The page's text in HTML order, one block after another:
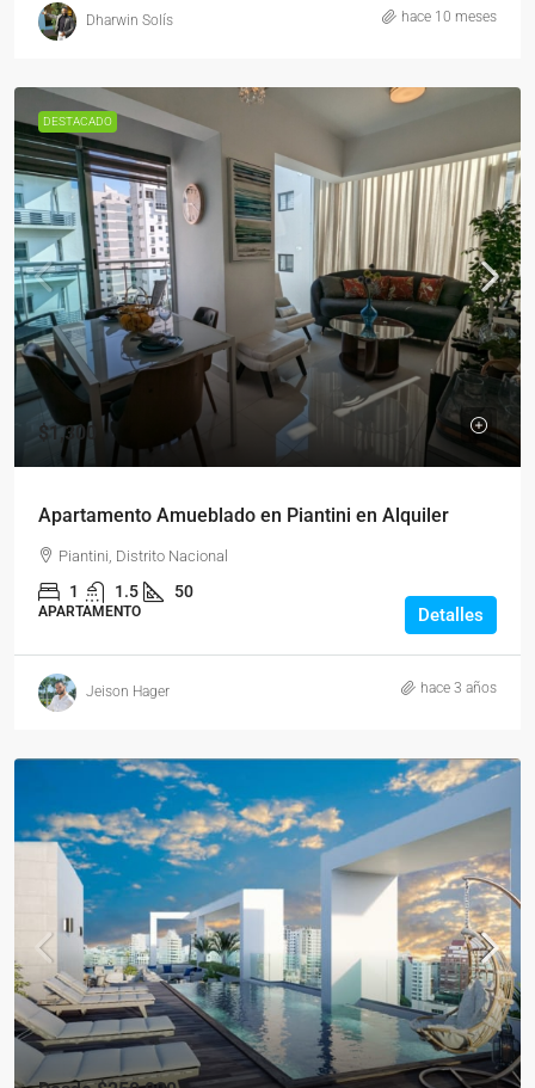
Dharwin Solís hace 10 meses
DESTACADO
$1,300
Apartamento Amueblado en Piantini en Alquiler
Piantini, Distrito Nacional
1 1.5 50
APARTAMENTO Detalles
Jeison Hager hace 3 años